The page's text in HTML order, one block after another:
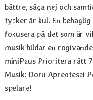
bättre, säga nej och
tycker är kul. En
fokusera på det som är
musik bildar en
miniPaus Prioritera rätt
Musik: Doru Apreotesei
spelare!